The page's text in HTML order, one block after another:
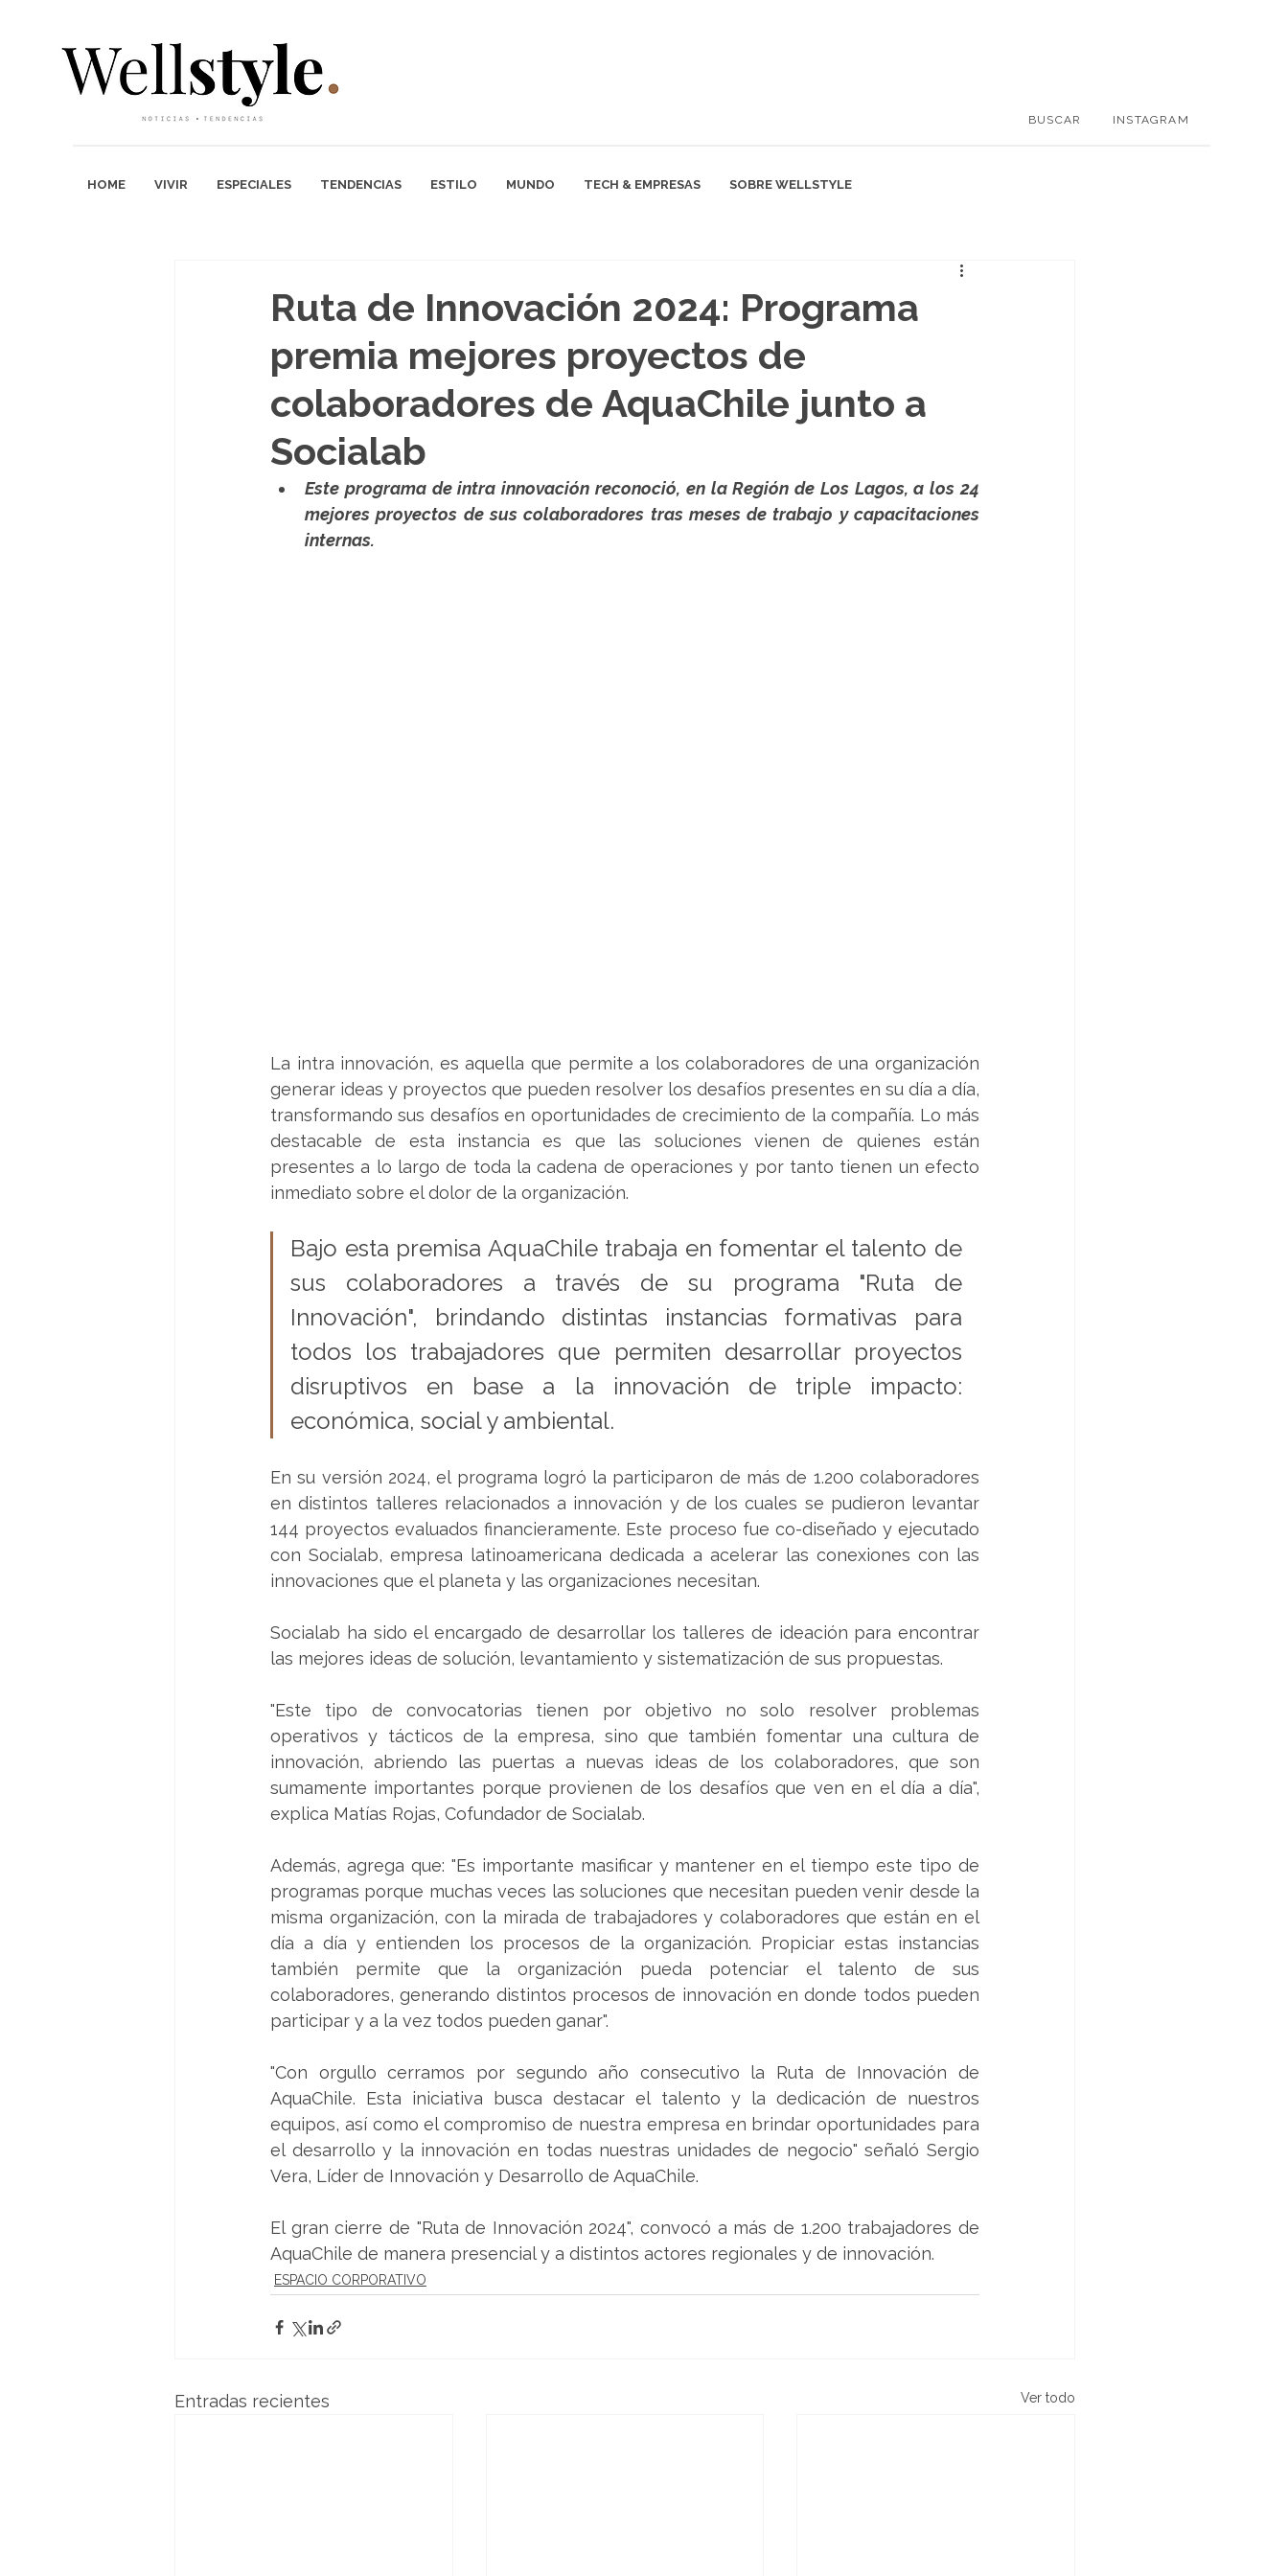
BUSCAR INSTAGRAM
HOME VIVIR ESPECIALES TENDENCIAS ESTILO MUNDO TECH & EMPRESAS SOBRE WELLSTYLE
Ruta de Innovación 2024: Programa
premia mejores proyectos de
colaboradores de AquaChile junto a
Socialab
Este programa de intra innovación reconoció, en la Región de Los Lagos, a los 24
mejores proyectos de sus colaboradores tras meses de trabajo y capacitaciones
internas.
La intra innovación, es aquella que permite a los colaboradores de una organización
generar ideas y proyectos que pueden resolver los desafíos presentes en su día a día,
transformando sus desafíos en oportunidades de crecimiento de la compañía. Lo más
destacable de esta instancia es que las soluciones vienen de quienes están
presentes a lo largo de toda la cadena de operaciones y por tanto tienen un efecto
inmediato sobre el dolor de la organización.
Bajo esta premisa AquaChile trabaja en fomentar el talento de
sus colaboradores a través de su programa "Ruta de
Innovación", brindando distintas instancias formativas para
todos los trabajadores que permiten desarrollar proyectos
disruptivos en base a la innovación de triple impacto:
económica, social y ambiental.
En su versión 2024, el programa logró la participaron de más de 1.200 colaboradores
en distintos talleres relacionados a innovación y de los cuales se pudieron levantar
144 proyectos evaluados financieramente. Este proceso fue co-diseñado y ejecutado
con Socialab, empresa latinoamericana dedicada a acelerar las conexiones con las
innovaciones que el planeta y las organizaciones necesitan.
Socialab ha sido el encargado de desarrollar los talleres de ideación para encontrar
las mejores ideas de solución, levantamiento y sistematización de sus propuestas.
"Este tipo de convocatorias tienen por objetivo no solo resolver problemas
operativos y tácticos de la empresa, sino que también fomentar una cultura de
innovación, abriendo las puertas a nuevas ideas de los colaboradores, que son
sumamente importantes porque provienen de los desafíos que ven en el día a día",
explica Matías Rojas, Cofundador de Socialab.
Además, agrega que: "Es importante masificar y mantener en el tiempo este tipo de
programas porque muchas veces las soluciones que necesitan pueden venir desde la
misma organización, con la mirada de trabajadores y colaboradores que están en el
día a día y entienden los procesos de la organización. Propiciar estas instancias
también permite que la organización pueda potenciar el talento de sus
colaboradores, generando distintos procesos de innovación en donde todos pueden
participar y a la vez todos pueden ganar".
"Con orgullo cerramos por segundo año consecutivo la Ruta de Innovación de
AquaChile. Esta iniciativa busca destacar el talento y la dedicación de nuestros
equipos, así como el compromiso de nuestra empresa en brindar oportunidades para
el desarrollo y la innovación en todas nuestras unidades de negocio" señaló Sergio
Vera, Líder de Innovación y Desarrollo de AquaChile.
El gran cierre de "Ruta de Innovación 2024", convocó a más de 1.200 trabajadores de
AquaChile de manera presencial y a distintos actores regionales y de innovación.
ESPACIO CORPORATIVO
Entradas recientes Ver todo